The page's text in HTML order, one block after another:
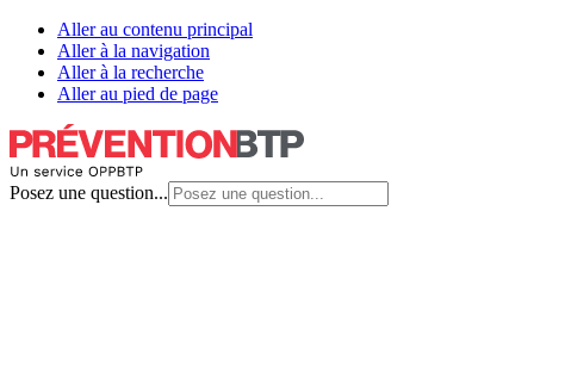
Aller au contenu principal
Aller à la navigation
Aller à la recherche
Aller au pied de page
Posez une question...